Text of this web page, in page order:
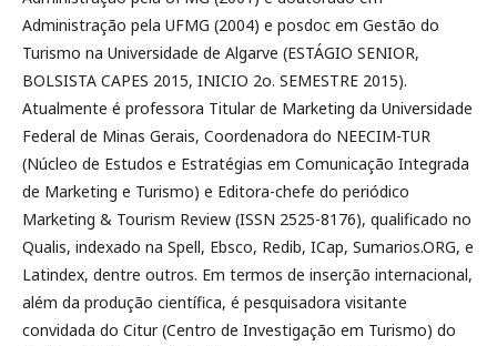
Administração pela UFMG (2004) e posdoc em Gestão do
Turismo na Universidade de Algarve (ESTÁGIO SENIOR,
BOLSISTA CAPES 2015, INICIO 2o. SEMESTRE 2015).
Atualmente é professora Titular de Marketing da Universidade
Federal de Minas Gerais, Coordenadora do NEECIM-TUR
(Núcleo de Estudos e Estratégias em Comunicação Integrada
de Marketing e Turismo) e Editora-chefe do periódico
Marketing & Tourism Review (ISSN 2525-8176), qualificado no
Qualis, indexado na Spell, Ebsco, Redib, ICap, Sumarios.ORG, e
Latindex, dentre outros. Em termos de inserção internacional,
além da produção científica, é pesquisadora visitante
convidada do Citur (Centro de Investigação em Turismo) do